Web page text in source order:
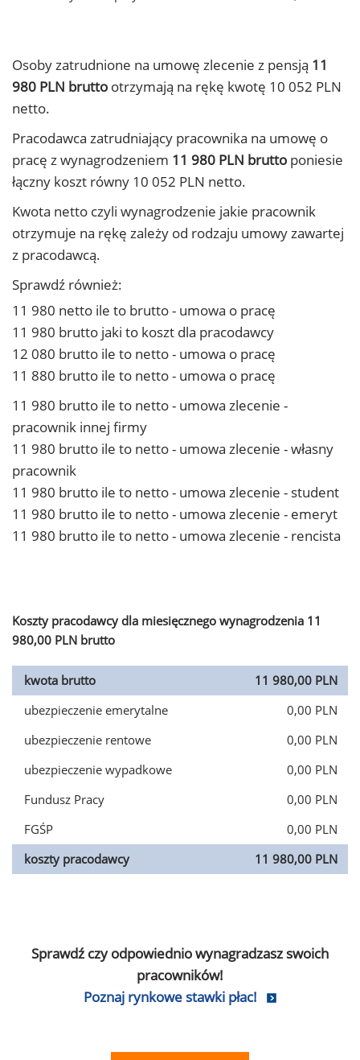
Osoby zatrudnione na umowę zlecenie z pensją 11
980 PLN brutto otrzymają na rękę kwotę 10 052 PLN
netto.
Pracodawca zatrudniający pracownika na umowę o
pracę z wynagrodzeniem 11 980 PLN brutto poniesie
łączny koszt równy 10 052 PLN netto.
Kwota netto czyli wynagrodzenie jakie pracownik
otrzymuje na rękę zależy od rodzaju umowy zawartej
z pracodawcą.
Sprawdź również:
11 980 netto ile to brutto - umowa o pracę
11 980 brutto jaki to koszt dla pracodawcy
12 080 brutto ile to netto - umowa o pracę
11 880 brutto ile to netto - umowa o pracę
11 980 brutto ile to netto - umowa zlecenie -
pracownik innej firmy
11 980 brutto ile to netto - umowa zlecenie - własny
pracownik
11 980 brutto ile to netto - umowa zlecenie - student
11 980 brutto ile to netto - umowa zlecenie - emeryt
11 980 brutto ile to netto - umowa zlecenie - rencista
Koszty pracodawcy dla miesięcznego wynagrodzenia 11
980,00 PLN brutto
kwota brutto
11 980,00 PLN
ubezpieczenie emerytalne
0,00 PLN
ubezpieczenie rentowe
0,00 PLN
ubezpieczenie wypadkowe
0,00 PLN
Fundusz Pracy
0,00 PLN
FGŚP
0,00 PLN
koszty pracodawcy
11 980,00 PLN
Sprawdź czy odpowiednio wynagradzasz swoich
pracowników!
Poznaj rynkowe stawki płac!